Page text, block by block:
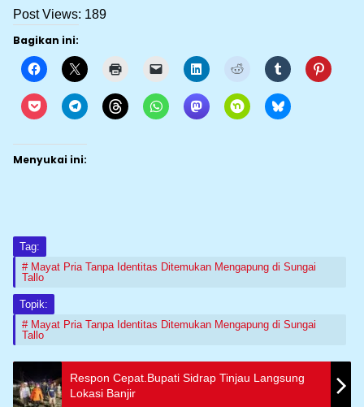
Post Views: 189
Bagikan ini:
Menyukai ini:
Tag:
Mayat Pria Tanpa Identitas Ditemukan Mengapung di Sungai
Tallo
Topik:
Mayat Pria Tanpa Identitas Ditemukan Mengapung di Sungai
Tallo
Respon Cepat.Bupati Sidrap Tinjau Langsung
Lokasi Banjir